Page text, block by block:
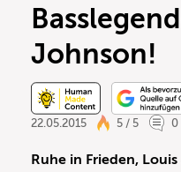
Johnson!
22.05.2015
5 / 5 0
Ruhe in Frieden,